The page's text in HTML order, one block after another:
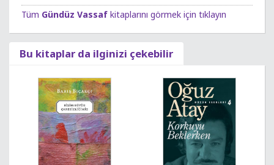
Tüm Gündüz Vassaf kitaplarını görmek için tıklayın
Bu kitaplar da ilginizi çekebilir